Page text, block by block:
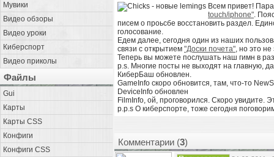
Мувики
Видео обзоры
Видео уроки
Киберспорт
Видео приколы
Файлы
Gui
Карты
Карты CSS
Конфиги
Конфиги CSS
Всем привет!
touch/iphone".
писем о проьсбе восстановить раздел.
голосование.
Едем далее, сегодня один из наших
связи с открытием "Доски почета", но это не
Теперь вы можете послушать наш гимн в
p.s. Многие посты не выходят на главную,
КиберБаш обновлен.
GameInfo скоро обновится, там, что-то
DeviceInfo обновлен
FilmInfo, ой, проговорился. Скоро увидите.
p.p.s О киберспорте, тоже сегодня
Комментарии (3)